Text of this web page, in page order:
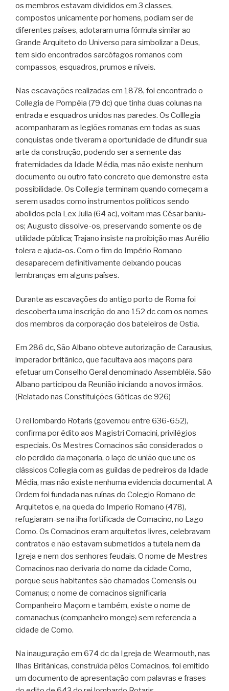
os membros estavam divididos em 3 classes,
compostos unicamente por homens, podiam ser de
diferentes países, adotaram uma fórmula similar ao
Grande Arquiteto do Universo para simbolizar a Deus,
tem sido encontrados sarcófagos romanos com
compassos, esquadros, prumos e níveis.
Nas escavações realizadas em 1878, foi encontrado o
Collegia de Pompéia (79 dc) que tinha duas colunas na
entrada e esquadros unidos nas paredes. Os Colllegia
acompanharam as legiões romanas em todas as suas
conquistas onde tiveram a oportunidade de difundir sua
arte da construção, podendo ser a semente das
fraternidades da Idade Média, mas não existe nenhum
documento ou outro fato concreto que demonstre esta
possibilidade. Os Collegia terminam quando começam a
serem usados como instrumentos políticos sendo
abolidos pela Lex Julia (64 ac), voltam mas César baniu-
os; Augusto dissolve-os, preservando somente os de
utilidade pública; Trajano insiste na proibição mas Aurélio
tolera e ajuda-os. Com o fim do Império Romano
desaparecem definitivamente deixando poucas
lembranças em alguns países.
Durante as escavações do antigo porto de Roma foi
descoberta uma inscrição do ano 152 dc com os nomes
dos membros da corporação dos bateleiros de Ostia.
Em 286 dc, São Albano obteve autorização de Carausius,
imperador britânico, que facultava aos maçons para
efetuar um Conselho Geral denominado Assembléia. São
Albano participou da Reunião iniciando a novos irmãos.
(Relatado nas Constituições Góticas de 926)
O rei lombardo Rotaris (governou entre 636-652),
confirma por édito aos Magistri Comacini, privilégios
especiais. Os Mestres Comacinos são considerados o
elo perdido da maçonaria, o laço de união que une os
clássicos Collegia com as guildas de pedreiros da Idade
Média, mas não existe nenhuma evidencia documental. A
Ordem foi fundada nas ruínas do Colegio Romano de
Arquitetos e, na queda do Imperio Romano (478),
refugiaram-se na ilha fortificada de Comacino, no Lago
Como. Os Comacinos eram arquitetos livres, celebravam
contratos e não estavam submetidos a tutela nem da
Igreja e nem dos senhores feudais. O nome de Mestres
Comacinos nao derivaria do nome da cidade Como,
porque seus habitantes são chamados Comensis ou
Comanus; o nome de comacinos significaria
Companheiro Maçom e também, existe o nome de
comanachus (companheiro monge) sem referencia a
cidade de Como.
Na inauguração em 674 dc da Igreja de Wearmouth, nas
Ilhas Britânicas, construída pêlos Comacinos, foi emitido
um documento de apresentação com palavras e frases